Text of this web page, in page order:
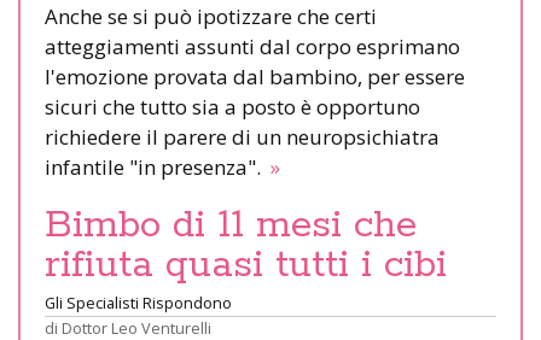
Anche se si può ipotizzare che certi
atteggiamenti assunti dal corpo esprimano
l'emozione provata dal bambino, per essere
sicuri che tutto sia a posto è opportuno
richiedere il parere di un neuropsichiatra
infantile "in presenza". »
Bimbo di 11 mesi che
rifiuta quasi tutti i cibi
Gli Specialisti Rispondono
di Dottor Leo Venturelli